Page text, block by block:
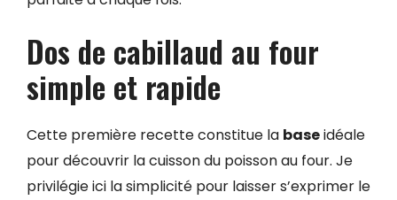
Dos de cabillaud au four
simple et rapide
Cette première recette constitue la baseidéale
pour découvrir la cuisson du poisson au four. Je
privilégie ici la simplicité pour laisser s’exprimer le